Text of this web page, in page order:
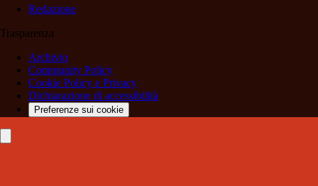
Redazione
Trasparenza
Archivio
Community Policy
Cookie Policy e Privacy
Dichiarazione di accessibilità
Preferenze sui cookie